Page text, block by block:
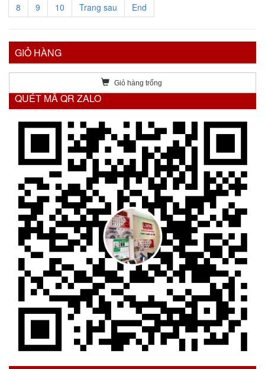
8
9 10 Trang sau End
GIỎ HÀNG
Giỏ hàng trống
QUÉT MÃ QR ZALO